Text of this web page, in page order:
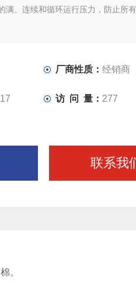
满、连续和循环运行压力，防止所有
厂商性质： 经销商
访 问 量： 277
联系我
。